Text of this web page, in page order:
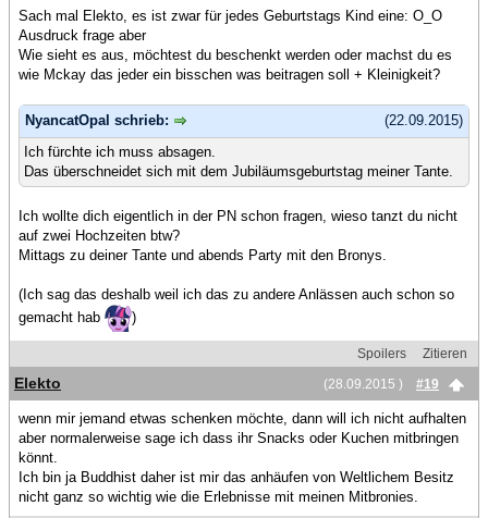
Sach mal Elekto, es ist zwar für jedes Geburtstags Kind eine: O_O
Ausdruck frage aber
Wie sieht es aus, möchtest du beschenkt werden oder machst du es
wie Mckay das jeder ein bisschen was beitragen soll + Kleinigkeit?
(22.09.2015)
NyancatOpal schrieb:
Ich fürchte ich muss absagen.
Das überschneidet sich mit dem Jubiläumsgeburtstag meiner Tante.
Ich wollte dich eigentlich in der PN schon fragen, wieso tanzt du nicht
auf zwei Hochzeiten btw?
Mittags zu deiner Tante und abends Party mit den Bronys.
(Ich sag das deshalb weil ich das zu andere Anlässen auch schon so
gemacht hab
)
Spoilers
Zitieren
(28.09.2015 )
#19
Elekto
wenn mir jemand etwas schenken möchte, dann will ich nicht aufhalten
aber normalerweise sage ich dass ihr Snacks oder Kuchen mitbringen
könnt.
Ich bin ja Buddhist daher ist mir das anhäufen von Weltlichem Besitz
nicht ganz so wichtig wie die Erlebnisse mit meinen Mitbronies.